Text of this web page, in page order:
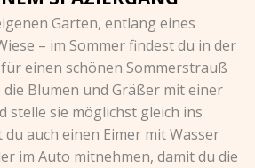
Garten, entlang eines
– im Sommer findest du in der
einen schönen Sommerstrauß
die Blumen und Gräßer mit einer
stelle sie möglichst gleich ins
du auch einen Eimer mit Wasser
im Auto mitnehmen, damit du die